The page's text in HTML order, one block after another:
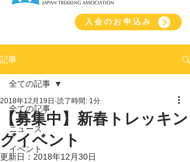
入会のお申込み
記事
全ての記事
ニュース
イベント
全ての記事
【募集中】新春トレッキン
グイベント
2018年12月19日 読了時間: 1分
更新日： 2018年12月30日